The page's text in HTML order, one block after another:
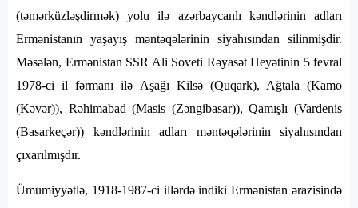
(təmərküzləşdirmək) yolu ilə azərbaycanlı kəndlərinin adları
Ermənistanın yaşayış məntəqələrinin siyahısından silinmişdir.
Məsələn, Ermənistan SSR Ali Soveti Rəyasət Heyətinin 5 fevral
1978-ci il fərmanı ilə Aşağı Kilsə (Quqark), Ağtala (Kamo
(Kəvər)), Rəhimabad (Masis (Zəngibasar)), Qamışlı (Vardenis
(Basarkeçər)) kəndlərinin adları məntəqələrinin siyahısından
çıxarılmışdır.
Ümumiyyətlə, 1918-1987-ci illərdə indiki Ermənistan ərazisində